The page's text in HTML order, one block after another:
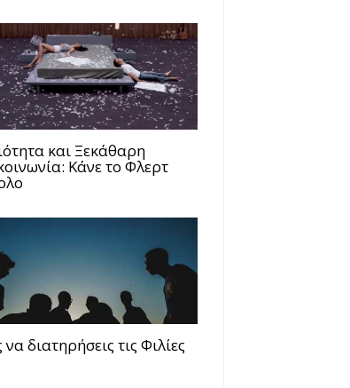
και Ξεκάθαρη
Κάνε το Φλερτ
διατηρήσεις τις Φιλίες